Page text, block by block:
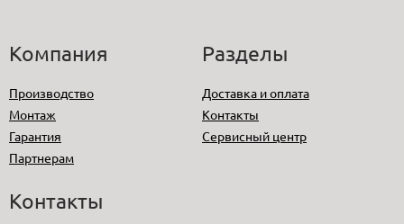
Компания
Производство
Монтаж
Гарантия
Партнерам
Разделы
Доставка и оплата
Контакты
Сервисный центр
Контакты